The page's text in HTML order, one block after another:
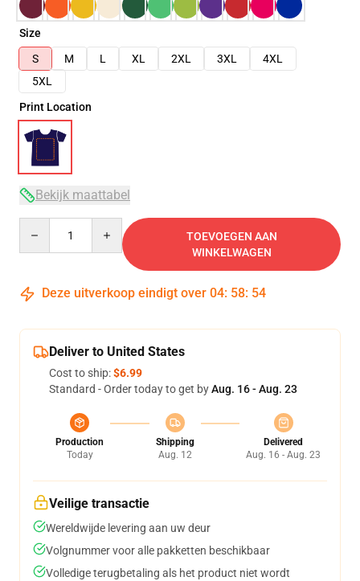
Size
S
M L XL 2XL 3XL
4XL
5XL
Print Location
Bekijk maattabel
TOEVOEGEN AAN
WINKELWAGEN
Deze uitverkoop eindigt over 04: 58: 54
Deliver to United States
Cost to ship:$6.99
Standard - Order today to get byAug. 16 - Aug. 23
Production
Today
Shipping
Aug. 12
Delivered
Aug. 16 - Aug. 23
Veilige transactie
Wereldwijde levering aan uw deur
Volgnummer voor alle pakketten beschikbaar
Volledige terugbetaling als het product niet wordt